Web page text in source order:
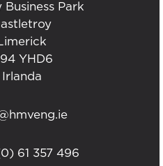
Business Park
YHD6
Irlanda
61 357 496